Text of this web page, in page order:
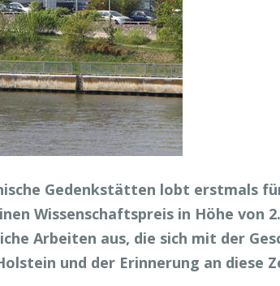
Gedenkstätten lobt erstmals
Wissenschaftspreis in Höhe von
Arbeiten aus, die sich mit der
und der Erinnerung an diese